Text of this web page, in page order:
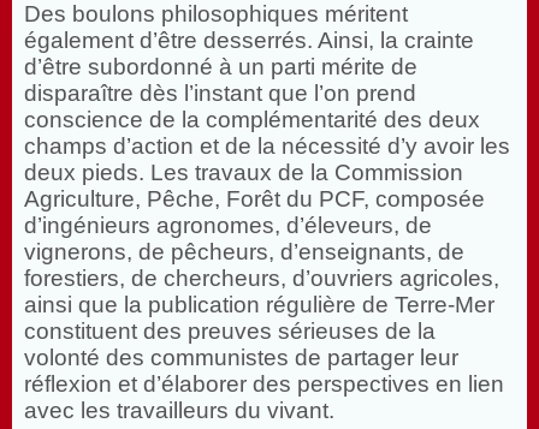
Des boulons philosophiques méritent
également d’être desserrés. Ainsi, la crainte
d’être subordonné à un parti mérite de
disparaître dès l’instant que l’on prend
conscience de la complémentarité des deux
champs d’action et de la nécessité d’y avoir les
deux pieds. Les travaux de la Commission
Agriculture, Pêche, Forêt du PCF, composée
d’ingénieurs agronomes, d’éleveurs, de
vignerons, de pêcheurs, d’enseignants, de
forestiers, de chercheurs, d’ouvriers agricoles,
ainsi que la publication régulière de Terre-Mer
constituent des preuves sérieuses de la
volonté des communistes de partager leur
réflexion et d’élaborer des perspectives en lien
avec les travailleurs du vivant.